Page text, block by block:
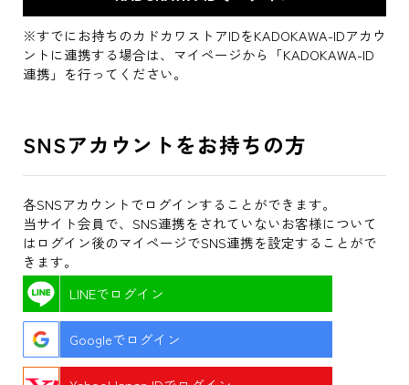
※すでにお持ちのカドカワストアIDをKADOKAWA-IDアカウ
ントに連携する場合は、マイページから「KADOKAWA-ID
連携」を行ってください。
SNSアカウントをお持ちの方
各SNSアカウントでログインすることができます。
当サイト会員で、SNS連携をされていないお客様について
はログイン後のマイページでSNS連携を設定することがで
きます。
LINEでログイン
Googleでログイン